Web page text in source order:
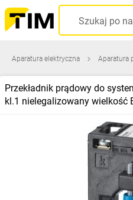
Aparatura elektryczna Aparatura
Przekładnik prądowy do
kl.1 nielegalizowany wielkość